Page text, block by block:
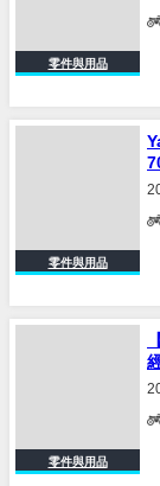
零件與用品
零件與用品
零件與用品